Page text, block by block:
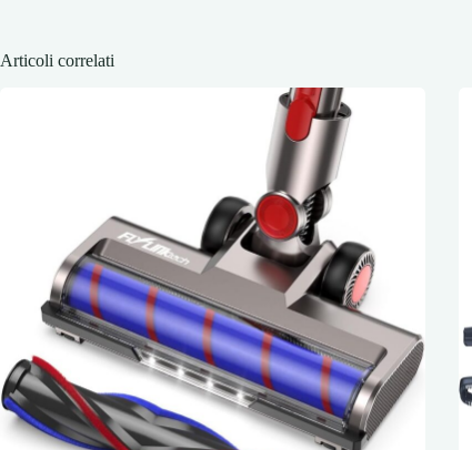
Articoli correlati